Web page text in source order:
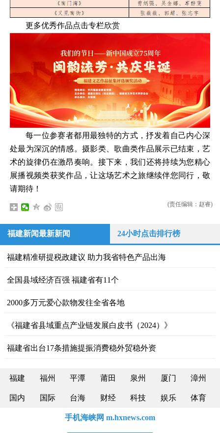
更多优秀作品点击专栏欣赏
每一位参赛者都用最独特的方式，抒发着自己内心深
处最为深沉的情感。摄影类、歌曲类作品展示已结束，艺
术的旋律仍在激昂奏响。接下来，我们还将持续为您精心
展播视频类获奖作品，让这场艺术之旅继续伴您同行，敬
请期待！
(责任编辑：赵睿)
福建新闻最新新闻 24小时点击排行榜
福建精准研提税政建议 助力我省特色产品出海
全国县域经济百强 福建省有11个
2000多万元爱心款物发往全省各地
《福建省县域重点产业链发展白皮书（2024）》
福建省出台17条措施提振消费稳外贸稳外资
福建 福州 平潭 莆田 泉州 厦门 漳州
国内 国际 台海 财经 科技 娱乐 体育
手机海峡网 m.hxnews.com